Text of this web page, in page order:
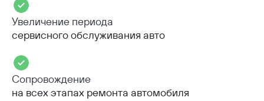
Увеличение периода
сервисного обслуживания авто
Сопровождение
на всех этапах ремонта автомобиля